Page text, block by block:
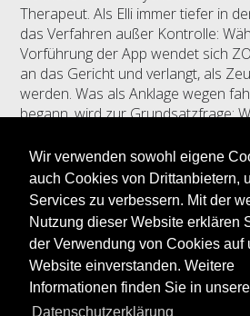
Wir verwenden sowohl eigene
auch Cookies von Drittanbietern,
Services zu verbessern. Mit der
Nutzung dieser Website erklären
der Verwendung von Cookies auf
Website einverstanden. Weitere
Informationen finden Sie in
Datenschutzerklärung
Therapeut. Als Elli immer tiefer in
das Verfahren außer Kontrolle:
Vorführung der App wendet sich
an das Gericht und verlangt, als
werden. Was als Anklage wegen
begann, wird zur Grundsatzfrage:
Verantwortung für ein künstliches
selbst geschaffen hat?